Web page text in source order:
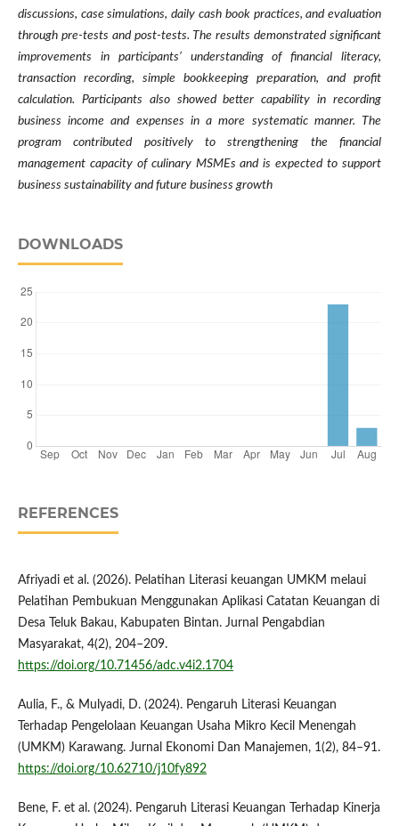
discussions, case simulations, daily cash book practices, and evaluation
through pre-tests and post-tests. The results demonstrated significant
improvements in participants’ understanding of financial literacy,
transaction recording, simple bookkeeping preparation, and profit
calculation. Participants also showed better capability in recording
business income and expenses in a more systematic manner. The
program contributed positively to strengthening the financial
management capacity of culinary MSMEs and is expected to support
business sustainability and future business growth
DOWNLOADS
REFERENCES
Afriyadi et al. (2026). Pelatihan Literasi keuangan UMKM melaui
Pelatihan Pembukuan Menggunakan Aplikasi Catatan Keuangan di
Desa Teluk Bakau, Kabupaten Bintan. Jurnal Pengabdian
Masyarakat, 4(2), 204–209.
https://doi.org/10.71456/adc.v4i2.1704
Aulia, F., & Mulyadi, D. (2024). Pengaruh Literasi Keuangan
Terhadap Pengelolaan Keuangan Usaha Mikro Kecil Menengah
(UMKM) Karawang. Jurnal Ekonomi Dan Manajemen, 1(2), 84–91.
https://doi.org/10.62710/j10fy892
Bene, F. et al. (2024). Pengaruh Literasi Keuangan Terhadap Kinerja